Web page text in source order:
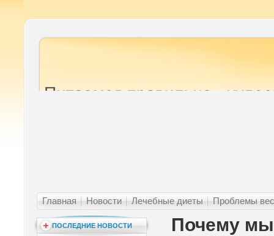
Главная Новости Лечебные диеты Проблемы
ПОСЛЕДНИЕ НОВОСТИ Почему